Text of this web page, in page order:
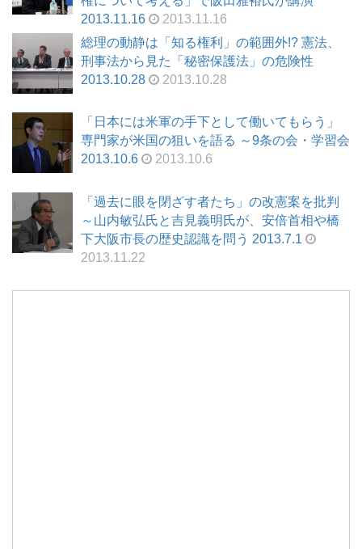
2013.11.16
2013.11.16
総理の動静は「知る権利」の範囲外!? 憲法、
刑事法から見た「秘密保護法」の危険性
2013.10.28
2013.10.28
「日本には米軍の手下として働いてもらう」
専門家が米国の狙いを語る ～9条の会・学習会
2013.10.6
2013.10.6
「過去に眼を閉ざす者たち」の改憲案を批判
～山内敏弘氏と吉見義明氏が、安倍首相や橋
下大阪市長の歴史認識を問う 2013.7.1
2013.11.22